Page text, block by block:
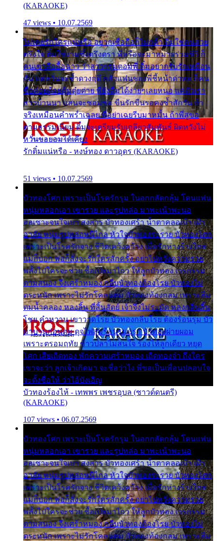
(KARAOKE)
47 views • 10.07.2569
ไม่เคยรักใครแน่หรือ อยากเชื่อถือก็ไม่กล้า ติ๋มใช่คนสวย
ตรึงใจ ติ๋มใช่งามซึ้งตรึงตรา พี่หรือจะมาหมายร่วมชีวี ก็
คนเขาลืออื้อฉาว ว่าสาวๆรุมตอมพี่ ติ๋มอยากรับรักเหมือน
กัน แต่หวั่นจะช้ำดวงฤดี กลัวแฟนของพี่ชี้หน้าด่าทอ ก็คน
ชื่อต๋อยต้อยตุ้มตุ๋ยต่าย พี่ยังลืมได้ง่ายๆเลยหนอ แค่ตัวเรา
สาวบ้านนา แสนจะซอมซ่อ ขืนรักขืนรอคงช้ำสักวัน ถ้า
จริงเหมือนคำพร่ำเฉลย พี่อย่าเฉยรีบมาหมั้น ถ้าพี่สู่ขอ
ตามธรรมเนียม ติ๋มจะเตรียมรับเกลียวสัมพันธ์ ผิดหวังไม่
หวั่นขอยอมได้เคียง
รักติ๋มแน่หรือ - หงษ์ทอง ดาวอุดร (KARAOKE)
51 views • 10.07.2569
บัวทองโศก เพราะเป็นโรครักรุม ในอกกลัดกลุ้ม โดนแฟน
หนุ่มหลอกเอา เขารวย และรูปหล่อ มาพะเน้าพะนอ
ออเซาะจนใจเบา สงสาร บัวทองเศร้า น้ำตาคลอเบ้า เฝ้า
อาลัย หนุ่มรูปหล่อหนีไกล หัวใจบัวทองระรวย บัวทองโศก
เพราะเป็นโรครักจาง ชีวิตเคว้งคว้าง เมื่อรักห่างร้างไกล
แม่ก็บอก พ่อก็สั่งจะรักใครสักครั้ง อย่าไปหวังความรวย
พลั้งไปใครจะช่วย ซื้อเปลมาไกว ให้ลูกบัวทอง เวรกรรม
ตามสนอง จึงเศร้าหมอง กลีบบัวทองต้องโรย บัวทองไม่
ตระหนัก เพราะไม่รักโคลนตม บัวทองท้องกลม เพราะลืม
ตมน้ำคลอง หลงลิ้น ที่สิ้นสัตย์ เจ้าจึงไม่ระมัด หลงกลิ่นลิ้น
โชย คำหวาน เขาวาดโรย บัวทองกลีบโรย ต้องร้อนรุม บัว
มาบานก่อนตูม ดุจไฟสุมร้อนรุมอุรา บัวทองผ่ายผอม
เพราะตรอมฤทัย ข้าวปลาไม่สนใจ ร้องไห้ลูกเดียว หยุด
โศก เสียเถิดทอง พักความเศร้าหมอง เถิดทองจ๋า ถึงใคร
เขาจะว่า ลูกเจ้าเกิดมา จะชื่อว่าไง พี่ขอเป็นเพื่อนปลอบใจ
จะตั้งชื่อให้ ว่าไอ้บังเอิญ
บัวทองร้องไห้ - เทพพร เพชรอุบล (ซาวด์ดนตรี)
(KARAOKE)
107 views • 06.07.2569
บัวทองโศก เพราะเป็นโรครักรุม ในอกกลัดกลุ้ม โดนแฟน
หนุ่มหลอกเอา เขารวย และรูปหล่อ มาพะเน้าพะนอ
ออเซาะจนใจเบา สงสาร บัวทองเศร้า น้ำตาคลอเบ้า เฝ้า
อาลัย หนุ่มรูปหล่อหนีไกล หัวใจบัวทองระรวย บัวทองโศก
เพราะเป็นโรครักจาง ชีวิตเคว้งคว้าง เมื่อรักห่างร้างไกล
แม่ก็บอก พ่อก็สั่งจะรักใครสักครั้ง อย่าไปหวังความรวย
พลั้งไปใครจะช่วย ซื้อเปลมาไกว ให้ลูกบัวทอง เวรกรรม
ตามสนอง จึงเศร้าหมอง กลีบบัวทองต้องโรย บัวทองไม่
ตระหนัก เพราะไม่รักโคลนตม บัวทองท้องกลม เพราะลืม